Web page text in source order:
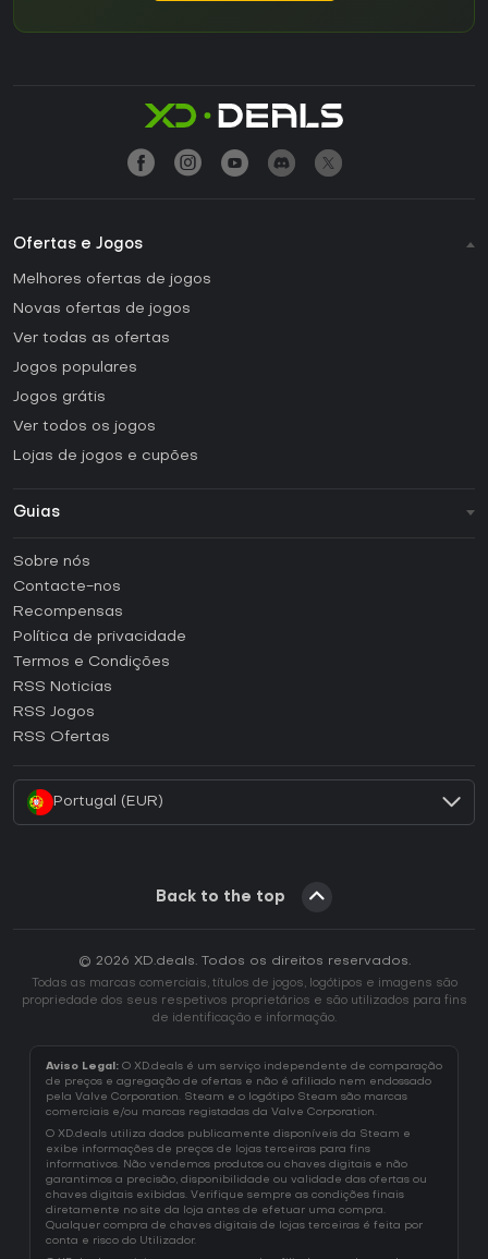
Ofertas e Jogos
Melhores ofertas de jogos
Novas ofertas de jogos
Ver todas as ofertas
Jogos populares
Jogos grátis
Ver todos os jogos
Lojas de jogos e cupões
Guias
Como ativar uma CD Key Steam?
Como ativar uma CD Key Epic Games?
Como ativar uma CD Key GOG?
Como ativar uma CD Key Ubisoft Connect?
Como ativar uma CD Key EA App?
Sobre nós
Contacte-nos
Recompensas
Política de privacidade
Termos e Condições
RSS Noticias
RSS Jogos
RSS Ofertas
Portugal (EUR)
Back to the top
© 2026 XD.deals. Todos os direitos reservados.
Todas as marcas comerciais, títulos de jogos, logótipos e imagens são
propriedade dos seus respetivos proprietários e são utilizados para fins
de identificação e informação.
Aviso Legal: O XD.deals é um serviço independente de comparação
de preços e agregação de ofertas e não é afiliado nem endossado
pela Valve Corporation. Steam e o logótipo Steam são marcas
comerciais e/ou marcas registadas da Valve Corporation.
O XD.deals utiliza dados publicamente disponíveis da Steam e
exibe informações de preços de lojas terceiras para fins
informativos. Não vendemos produtos ou chaves digitais e não
garantimos a precisão, disponibilidade ou validade das ofertas ou
chaves digitais exibidas. Verifique sempre as condições finais
diretamente no site da loja antes de efetuar uma compra.
Qualquer compra de chaves digitais de lojas terceiras é feita por
conta e risco do Utilizador.